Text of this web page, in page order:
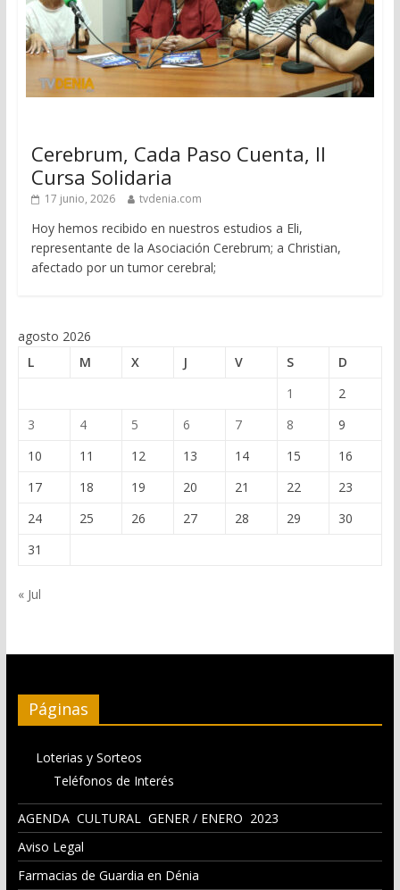
Cerebrum, Cada Paso Cuenta, II
Cursa Solidaria
17 junio, 2026 tvdenia.com
Hoy hemos recibido en nuestros estudios a Eli,
representante de la Asociación Cerebrum; a Christian,
afectado por un tumor cerebral;
agosto 2026
L
M X J V S
D
1
2
3
4 5 6 7 8
9
10
11 12 13 14 15
16
17
18 19 20 21 22
23
24
25 26 27 28 29
30
31
« Jul
Páginas
Loterias y Sorteos
Teléfonos de Interés
AGENDA CULTURAL GENER / ENERO 2023
Aviso Legal
Farmacias de Guardia en Dénia